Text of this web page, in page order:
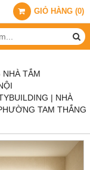
GIỎ HÀNG (0)
TẮM
| NHÀ
TAM THẮNG